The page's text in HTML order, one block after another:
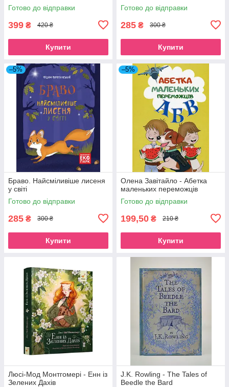
Готово до відправки
399 ₴ 420 ₴
Купити
Готово до відправки
285 ₴ 300 ₴
Купити
–5%
Браво. Найсміливіше лисеня
у світі
Готово до відправки
285 ₴ 300 ₴
Купити
–5%
Олена Завітайло - Абетка
маленьких переможців
Готово до відправки
199,50 ₴ 210 ₴
Купити
Люсі-Мод Монтгомері - Енн із
Зелених Дахів
J.K. Rowling - The Tales of
Beedle the Bard